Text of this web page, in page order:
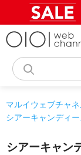
マルイウェブチャ
シアーキャンディ
シアーキャン